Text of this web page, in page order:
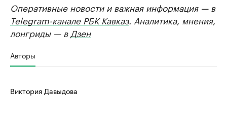
Оперативные новости и важная информация — в
Telegram-канале РБК Кавказ. Аналитика, мнения,
лонгриды — в Дзен
Авторы
Виктория Давыдова